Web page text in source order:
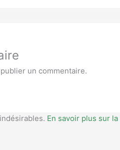
un commentaire.
En savoir plus sur